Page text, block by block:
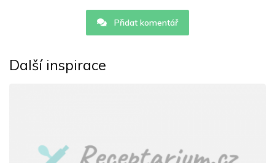
Přidat komentář
Další inspirace